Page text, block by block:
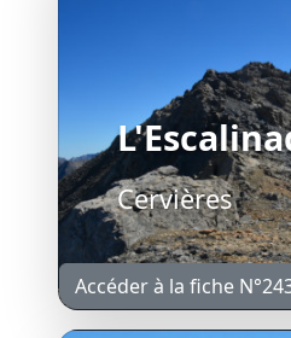
Cervières
Accéder à la fiche